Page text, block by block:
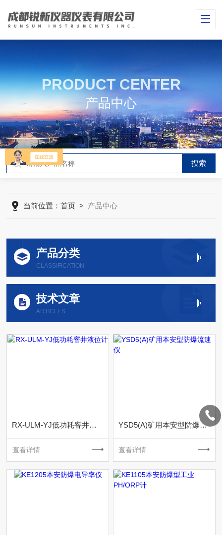
PRODUCT CENTER
产品中心
当前位置：首页 > 产品中心
产品分类
CLASSIFICATION
技术文章
ARTICLES
RX-ULM-YJ低功耗窨井液位计
查看详情
YSD5(A)矿用本安型防爆流速仪
查看详情